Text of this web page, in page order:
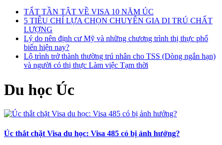
TẤT TẦN TẬT VỀ VISA 10 NĂM ÚC
5 TIÊU CHÍ LỰA CHỌN CHUYÊN GIA DI TRÚ CHẤT
LƯỢNG
Lý do nên định cư Mỹ và những chương trình thị thực phổ
biến hiện nay?
Lộ trình trở thành thường trú nhân cho TSS (Dòng ngắn hạn)
và người có thị thực Làm việc Tạm thời
Du học Úc
Úc thắt chặt Visa du học: Visa 485 có bị ảnh hưởng?